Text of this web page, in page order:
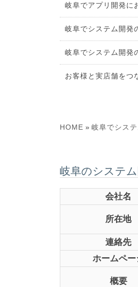
岐阜でアプリ開発に
岐阜でシステム開発
岐阜でシステム開発
お客様と実店舗をつ
HOME » 岐阜でシス
岐阜のシステ
会社名
所在地
連絡先
ホームペー
概要